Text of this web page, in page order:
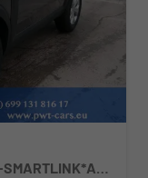
Expression 3 TCe 4x2*NAVI-ÜBER-SMARTLINK*AHK*PDC-KAMERA*LED*SHZ*17-ZOLL